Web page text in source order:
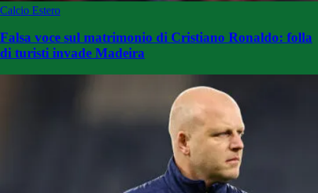
Calcio Estero
Falsa voce sul matrimonio di Cristiano Ronaldo: folla
di turisti invade Madeira